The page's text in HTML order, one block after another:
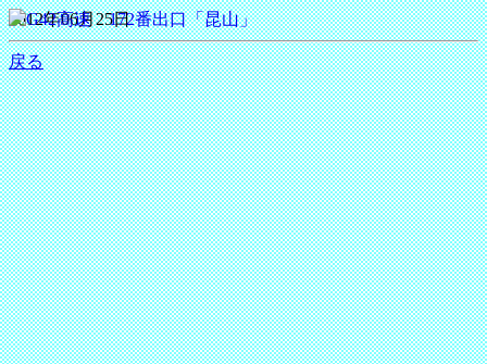
2012年06月25日
戻る